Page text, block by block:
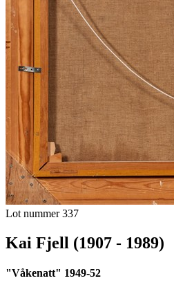
Lot nummer 337
Kai Fjell (1907 - 1989)
"Våkenatt" 1949-52